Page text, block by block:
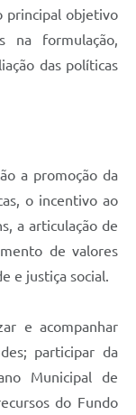
principal objetivo
na formulação,
das políticas
a promoção da
o incentivo ao
a articulação de
de valores
e justiça social.
e acompanhar
participar da
Municipal de
do Fundo